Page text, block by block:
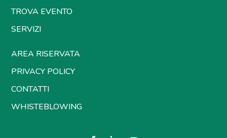
TROVA EVENTO
SERVIZI
AREA RISERVATA
PRIVACY POLICY
CONTATTI
WHISTEBLOWING